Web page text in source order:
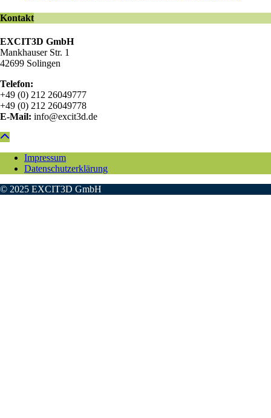
Kontakt
EXCIT3D GmbH
Mankhauser Str. 1
42699 Solingen
Telefon:
+49 (0) 212 26049777
+49 (0) 212 26049778
E-Mail: info@excit3d.de
Impressum
Datenschutzerklärung
© 2025 EXCIT3D GmbH